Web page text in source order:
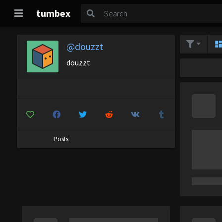
tumbex
@douzzt
douzzt
Posts